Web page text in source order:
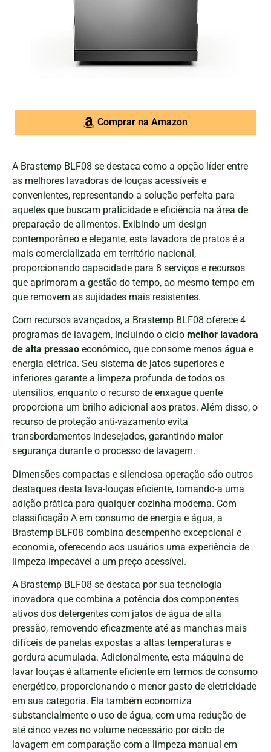
Comprar na Amazon
A Brastemp BLF08 se destaca como a opção líder entre
as melhores lavadoras de louças acessíveis e
convenientes, representando a solução perfeita para
aqueles que buscam praticidade e eficiência na área de
preparação de alimentos. Exibindo um design
contemporâneo e elegante, esta lavadora de pratos é a
mais comercializada em território nacional,
proporcionando capacidade para 8 serviços e recursos
que aprimoram a gestão do tempo, ao mesmo tempo em
que removem as sujidades mais resistentes.
Com recursos avançados, a Brastemp BLF08 oferece 4
programas de lavagem, incluindo o ciclo melhor lavadora
de alta pressao econômico, que consome menos água e
energia elétrica. Seu sistema de jatos superiores e
inferiores garante a limpeza profunda de todos os
utensílios, enquanto o recurso de enxague quente
proporciona um brilho adicional aos pratos. Além disso, o
recurso de proteção anti-vazamento evita
transbordamentos indesejados, garantindo maior
segurança durante o processo de lavagem.
Dimensões compactas e silenciosa operação são outros
destaques desta lava-louças eficiente, tornando-a uma
adição prática para qualquer cozinha moderna. Com
classificação A em consumo de energia e água, a
Brastemp BLF08 combina desempenho excepcional e
economia, oferecendo aos usuários uma experiência de
limpeza impecável a um preço acessível.
A Brastemp BLF08 se destaca por sua tecnologia
inovadora que combina a potência dos componentes
ativos dos detergentes com jatos de água de alta
pressão, removendo eficazmente até as manchas mais
difíceis de panelas expostas a altas temperaturas e
gordura acumulada. Adicionalmente, esta máquina de
lavar louças é altamente eficiente em termos de consumo
energético, proporcionando o menor gasto de eletricidade
em sua categoria. Ela também economiza
substancialmente o uso de água, com uma redução de
até cinco vezes no volume necessário por ciclo de
lavagem em comparação com a limpeza manual em